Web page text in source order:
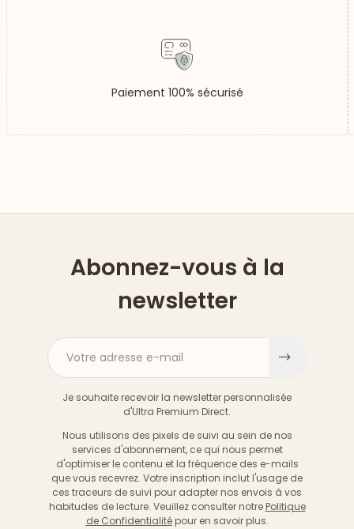
Paiement 100% sécurisé
Abonnez-vous à la
newsletter
Votre adresse e-mail
Je souhaite recevoir la newsletter personnalisée
d'Ultra Premium Direct.
Nous utilisons des pixels de suivi au sein de nos
services d'abonnement, ce qui nous permet
d'optimiser le contenu et la fréquence des e-mails
que vous recevrez. Votre inscription inclut l'usage de
ces traceurs de suivi pour adapter nos envois à vos
habitudes de lecture. Veuillez consulter notre Politique
de Confidentialitépour en savoir plus.